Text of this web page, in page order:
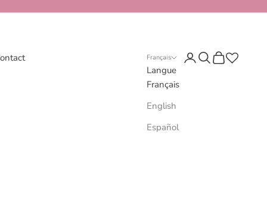
Français
Langue
Français
English
Español
Connexion
Recherche
Panier